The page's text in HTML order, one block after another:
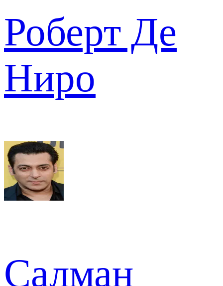
Роберт Де
Ниро
Салман